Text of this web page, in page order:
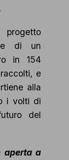
di un
in 154
e
alla
i volti di
del
aperta a